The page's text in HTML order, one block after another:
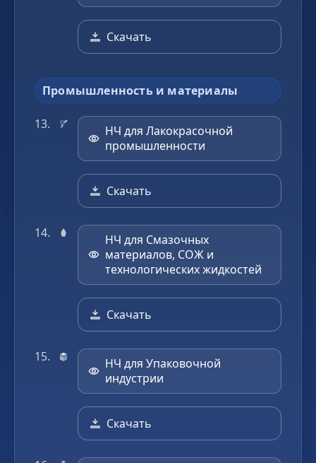
Скачать
Промышленность и материалы
НЧ для Лакокрасочной
промышленности
Скачать
НЧ для Смазочных
материалов, СОЖ и
технологических жидкостей
Скачать
НЧ для Упаковочной
индустрии
Скачать